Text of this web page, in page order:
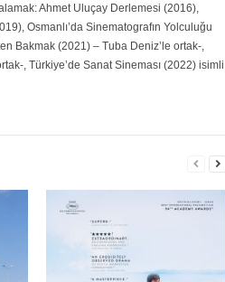
Ahmet Uluçay Derlemesi (2016),
Osmanlı’da Sinematografın Yolculuğu
Bakmak (2021) – Tuba Deniz’le ortak-,
, Türkiye’de Sanat Sineması (2022) isimli